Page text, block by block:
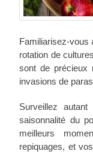
Familiarisez-vous
rotation de
sont de précieux
invasions de
Surveillez
saisonnalité du
meilleurs
repiquages, et